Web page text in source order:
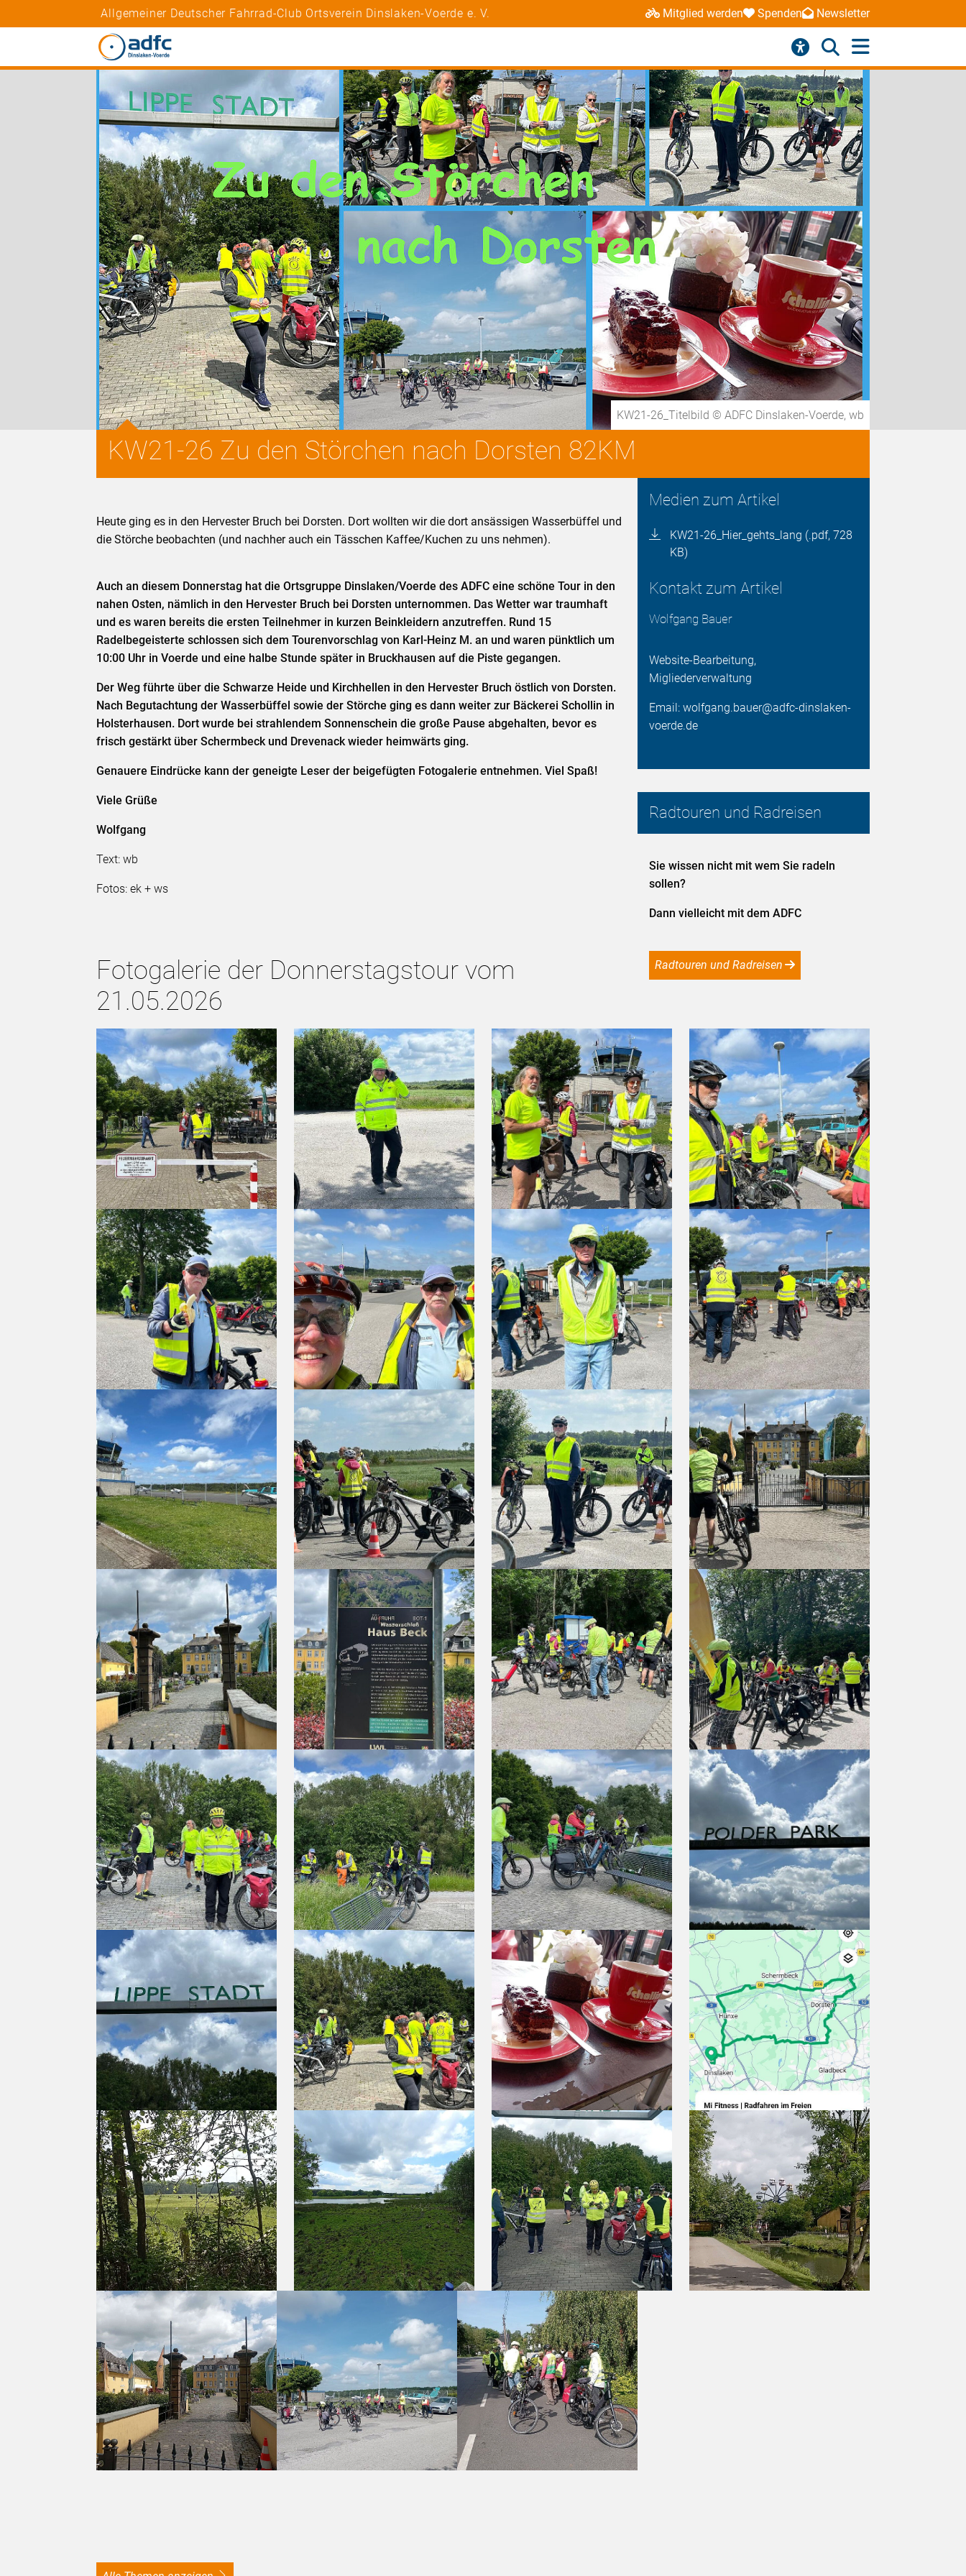
Allgemeiner Deutscher Fahrrad-Club Ortsverein Dinslaken-Voerde e. V. Mitglied werden Spenden Newsletter
KW21-26_Titelbild © ADFC Dinslaken-Voerde, wb
KW21-26 Zu den Störchen nach Dorsten 82KM
Medien zum Artikel
KW21-26_Hier_gehts_lang (.pdf, 728
KB)
Kontakt zum Artikel
Wolfgang Bauer
Website-Bearbeitung,
Migliederverwaltung
Email: wolfgang.bauer@adfc-dinslaken-
voerde.de
Radtouren und Radreisen
Sie wissen nicht mit wem Sie radeln
sollen?
Dann vielleicht mit dem ADFC
Radtouren und Radreisen
Heute ging es in den Hervester Bruch bei Dorsten. Dort wollten wir die dort ansässigen Wasserbüffel und
die Störche beobachten (und nachher auch ein Tässchen Kaffee/Kuchen zu uns nehmen).
Auch an diesem Donnerstag hat die Ortsgruppe Dinslaken/Voerde des ADFC eine schöne Tour in den
nahen Osten, nämlich in den Hervester Bruch bei Dorsten unternommen. Das Wetter war traumhaft
und es waren bereits die ersten Teilnehmer in kurzen Beinkleidern anzutreffen. Rund 15
Radelbegeisterte schlossen sich dem Tourenvorschlag von Karl-Heinz M. an und waren pünktlich um
10:00 Uhr in Voerde und eine halbe Stunde später in Bruckhausen auf die Piste gegangen.
Der Weg führte über die Schwarze Heide und Kirchhellen in den Hervester Bruch östlich von Dorsten.
Nach Begutachtung der Wasserbüffel sowie der Störche ging es dann weiter zur Bäckerei Schollin in
Holsterhausen. Dort wurde bei strahlendem Sonnenschein die große Pause abgehalten, bevor es
frisch gestärkt über Schermbeck und Drevenack wieder heimwärts ging.
Genauere Eindrücke kann der geneigte Leser der beigefügten Fotogalerie entnehmen. Viel Spaß!
Viele Grüße
Wolfgang
Text: wb
Fotos: ek + ws
Fotogalerie der Donnerstagstour vom
21.05.2026